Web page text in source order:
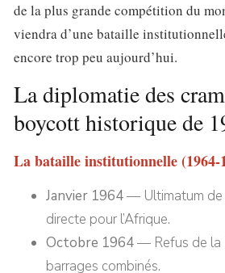
de la plus grande compétition du
viendra d’une bataille
encore trop peu aujourd’hui.
La diplomatie des
boycott historique de
La bataille institutionnelle (1964-
Janvier 1964— Ultimatum de
directe pour l’Afrique.
Octobre 1964— Refus de la
barrages combinés.